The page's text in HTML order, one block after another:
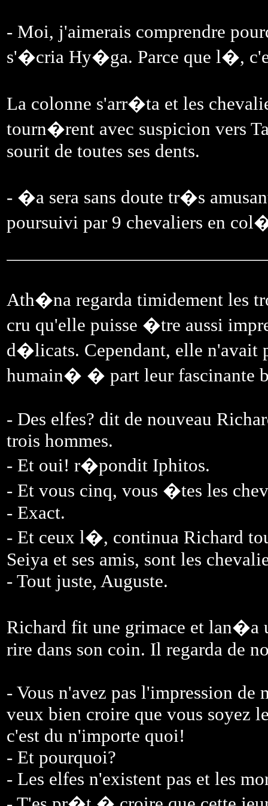
- Moi, j'aimerais comprendre
s'�cria Hy�ga. Parce que l�,
La colonne s'arr�ta et les
tourn�rent avec suspicion vers
sourit de toutes ses dents.
- �a sera sans doute tr�s
poursuivi par 9 chevaliers en
Ath�na regarda timidement les
cru qu'elle puisse �tre aussi
d�licats. Cependant, elle n'avait
humain� � part leur fascinante
- Des elfes? dit de nouveau
trois hommes.
- Et oui! r�pondit Iphitos.
- Et vous cinq, vous �tes les
- Exact.
- Et ceux l�, continua Richard
Seiya et ses amis, sont les
- Tout juste, Auguste.
Richard fit une grimace et
rire dans son coin. Il regarda de
- Vous n'avez pas l'impression
veux bien croire que vous soyez
c'est du n'importe quoi!
- Et pourquoi?
- Les elfes n'existent pas et les